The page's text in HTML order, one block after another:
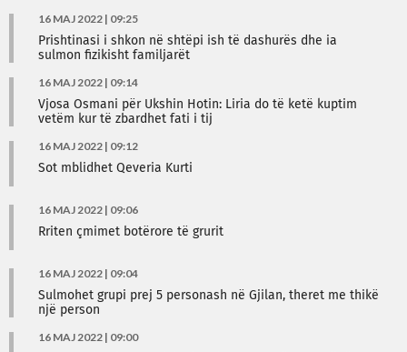
16 MAJ 2022 | 09:25
Prishtinasi i shkon në shtëpi ish të dashurës dhe ia
sulmon fizikisht familjarët
16 MAJ 2022 | 09:14
Vjosa Osmani për Ukshin Hotin: Liria do të ketë kuptim
vetëm kur të zbardhet fati i tij
16 MAJ 2022 | 09:12
Sot mblidhet Qeveria Kurti
16 MAJ 2022 | 09:06
Rriten çmimet botërore të grurit
16 MAJ 2022 | 09:04
Sulmohet grupi prej 5 personash në Gjilan, theret me thikë
një person
16 MAJ 2022 | 09:00